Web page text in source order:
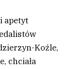
apetyt
Koźle,
chciała